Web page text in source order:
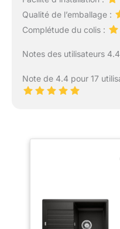
Qualité de l’emballage :
Complétude du colis :
Notes des utilisateurs
Note de 4.4 pour 17